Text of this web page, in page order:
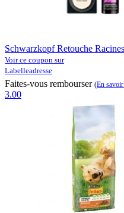
Schwarzkopf Retouche Racines
Voir ce coupon sur
Labelleadresse
Faites-vous rembourser (En
3.00